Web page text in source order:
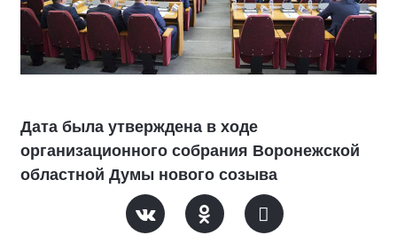
Дата была утверждена в ходе
организационного собрания Воронежской
областной Думы нового созыва